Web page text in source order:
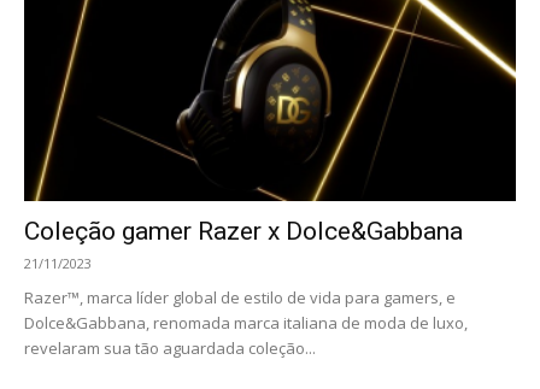
Coleção gamer Razer x Dolce&Gabbana
21/11/2023
Razer™, marca líder global de estilo de vida para gamers, e
Dolce&Gabbana, renomada marca italiana de moda de luxo,
revelaram sua tão aguardada coleção...